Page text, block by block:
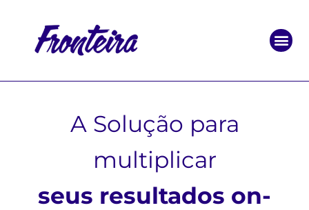
A Solução para
multiplicar
seus resultados on-